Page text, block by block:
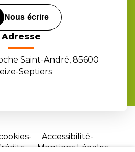
Nous écrire
Adresse
Saint-André, 85600
Septiers
Accessibilité
Mentions Légales